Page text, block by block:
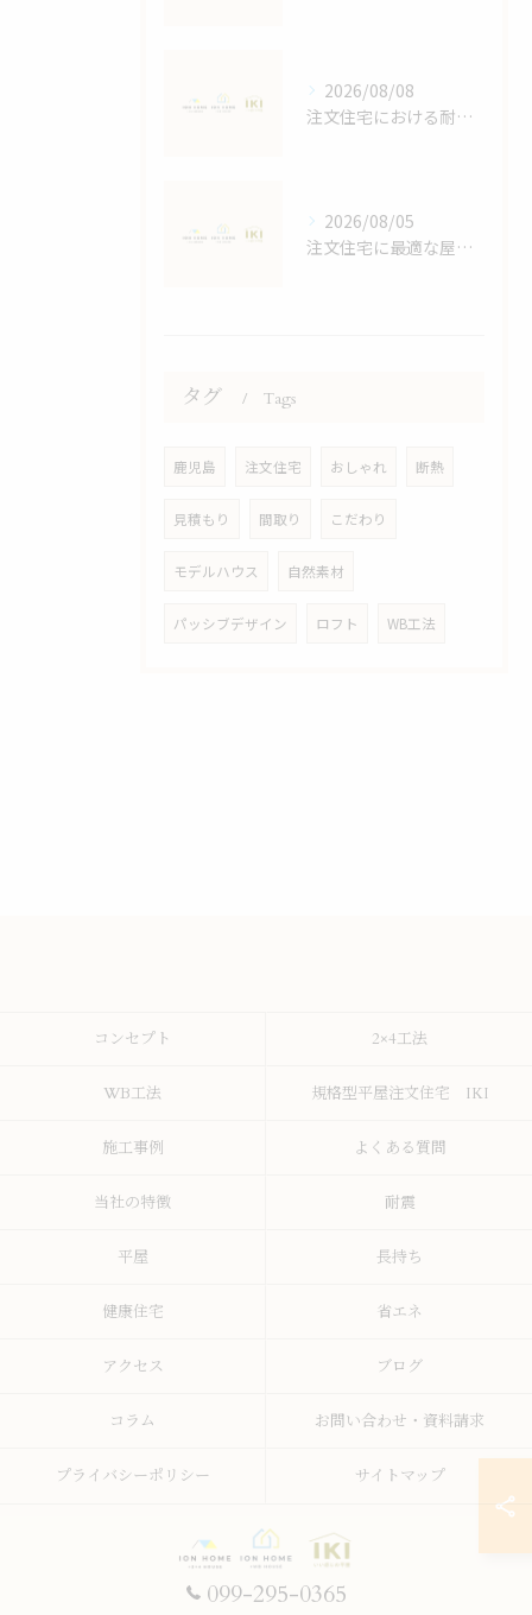
2026/08/08
注文住宅における耐震等級の詳しい解説
2026/08/05
注文住宅に最適な屋根デザイン術
タグ Tags
鹿児島 注文住宅 おしゃれ 断熱
見積もり 間取り こだわり
モデルハウス 自然素材
パッシブデザイン ロフト WB工法
099-295-0365
コンセプト 2×4工法
WB工法 規格型平屋注文住宅 IKI
施工事例 よくある質問
当社の特徴 耐震
平屋 長持ち
健康住宅 省エネ
アクセス ブログ
コラム お問い合わせ・資料請求
プライバシーポリシー サイトマップ